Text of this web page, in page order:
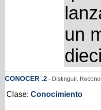
un
CONOCER .2- Distinguir.
Clase: Conocimiento